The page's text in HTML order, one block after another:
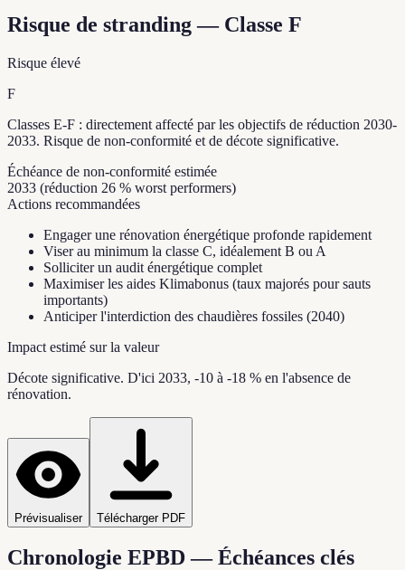
Risque de stranding — Classe F
Risque élevé
F
Classes E-F : directement affecté par les objectifs de réduction 2030-
2033. Risque de non-conformité et de décote significative.
Échéance de non-conformité estimée
2033 (réduction 26 % worst performers)
Actions recommandées
Engager une rénovation énergétique profonde rapidement
Viser au minimum la classe C, idéalement B ou A
Solliciter un audit énergétique complet
Maximiser les aides Klimabonus (taux majorés pour sauts
importants)
Anticiper l'interdiction des chaudières fossiles (2040)
Impact estimé sur la valeur
Décote significative. D'ici 2033, -10 à -18 % en l'absence de
rénovation.
Prévisualiser Télécharger PDF
Chronologie EPBD — Échéances clés